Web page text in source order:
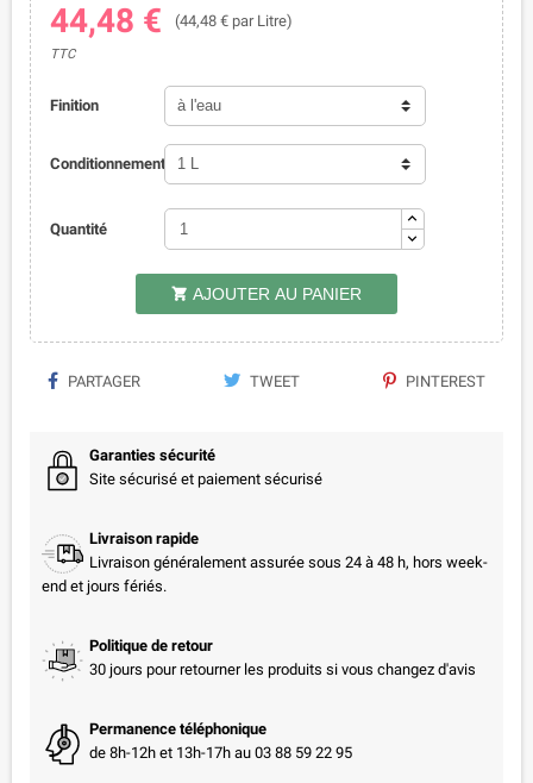
44,48 € (44,48 € par Litre)
TTC
Finition
Conditionnement
Quantité
 AJOUTER AU PANIER
PARTAGER TWEET PINTEREST
Garanties sécurité
Site sécurisé et paiement sécurisé
Livraison rapide
Livraison généralement assurée sous 24 à 48 h, hors week-
end et jours fériés.
Politique de retour
30 jours pour retourner les produits si vous changez d'avis
Permanence téléphonique
de 8h-12h et 13h-17h au 03 88 59 22 95